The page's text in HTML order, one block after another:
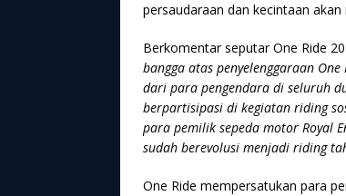
persaudaraan dan kecintaan
Berkomentar seputar One Ride
bangga atas penyelenggaraan
dari para pengendara di seluruh
berpartisipasi di kegiatan riding
para pemilik sepeda motor Royal
sudah berevolusi menjadi riding
One Ride mempersatukan para